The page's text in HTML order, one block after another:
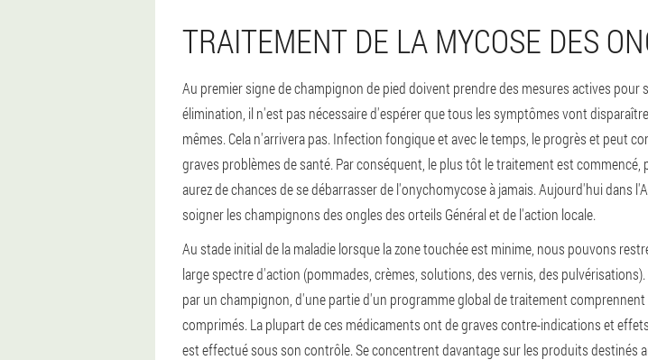
TRAITEMENT DE LA MYCOSE DES
Au premier signe de champignon de pied doivent prendre des mesures actives pour
élimination, il n'est pas nécessaire d'espérer que tous les symptômes vont
mêmes. Cela n'arrivera pas. Infection fongique et avec le temps, le progrès et peut
graves problèmes de santé. Par conséquent, le plus tôt le traitement est commencé,
aurez de chances de se débarrasser de l'onychomycose à jamais. Aujourd'hui
soigner les champignons des ongles des orteils Général et de l'action locale.
Au stade initial de la maladie lorsque la zone touchée est minime, nous pouvons
large spectre d'action (pommades, crèmes, solutions, des vernis, des
par un champignon, d'une partie d'un programme global de traitement
comprimés. La plupart de ces médicaments ont de graves contre-indications et
est effectué sous son contrôle. Se concentrent davantage sur les produits destinés